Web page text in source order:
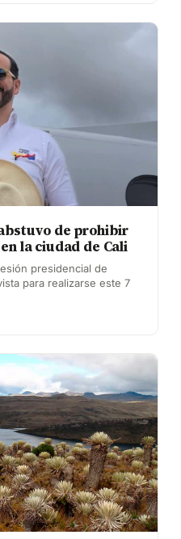
de prohibir
la ciudad de Cali
presidencial de
para realizarse este 7